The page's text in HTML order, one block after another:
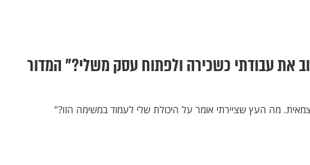
את עבודתי כשכירה ולפתוח עסק משלי?" המדור
מה העץ שציירתי אומר על היכולת שלי לעמוד במשימה הזו?"